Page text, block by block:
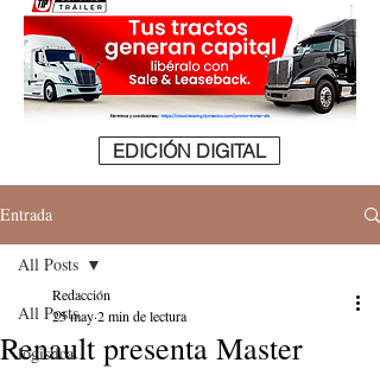
EDICIÓN DIGITAL
Entrada
All Posts
logistica
All Posts
Renault presenta Master
Redacción
25 may2 min de lectura